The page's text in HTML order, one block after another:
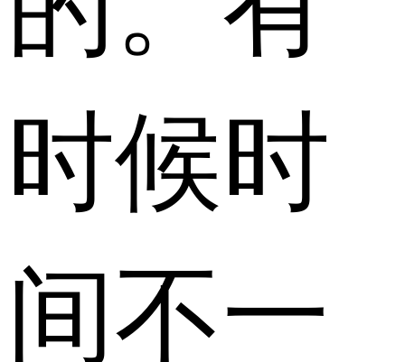
时候时
间不一